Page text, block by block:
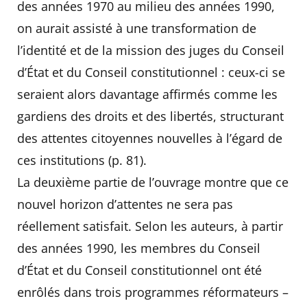
des années 1970 au milieu des années 1990,
on aurait assisté à une transformation de
l’identité et de la mission des juges du Conseil
d’État et du Conseil constitutionnel : ceux-ci se
seraient alors davantage affirmés comme les
gardiens des droits et des libertés, structurant
des attentes citoyennes nouvelles à l’égard de
ces institutions (p. 81).
La deuxième partie de l’ouvrage montre que ce
nouvel horizon d’attentes ne sera pas
réellement satisfait. Selon les auteurs, à partir
des années 1990, les membres du Conseil
d’État et du Conseil constitutionnel ont été
enrôlés dans trois programmes réformateurs –